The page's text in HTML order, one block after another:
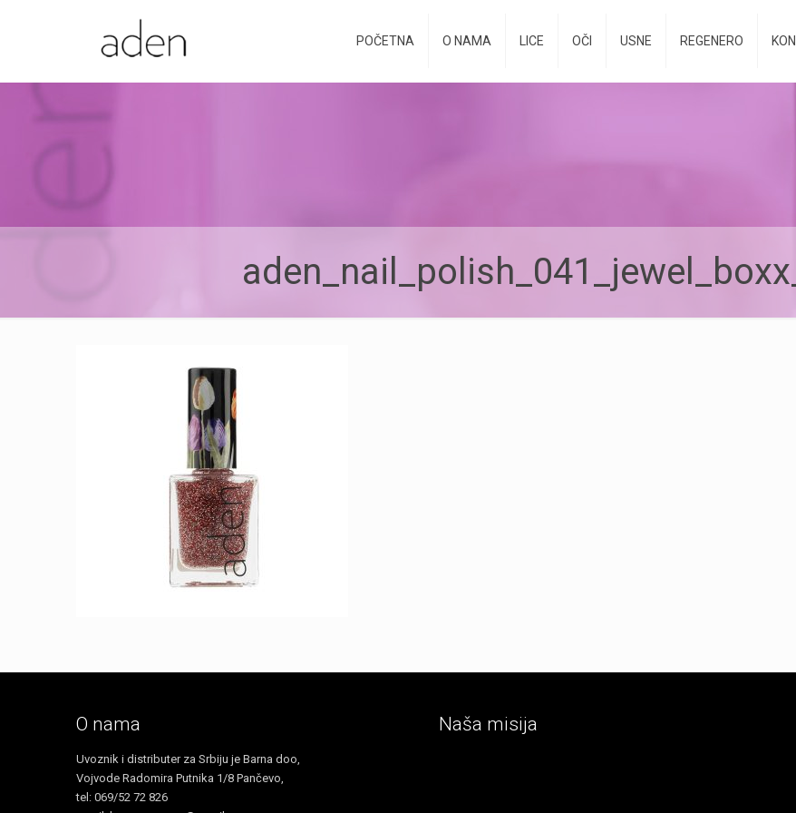
POČETNA O NAMA LICE OČI USNE REGENERO
O nama
Uvoznik i distributer za Srbiju je Barna doo,
Vojvode Radomira Putnika 1/8 Pančevo,
tel: 069/52 72 826
Naša misija